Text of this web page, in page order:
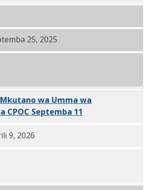
wa Umma wa Makamishna
25, 2025
wa Umma wa
CPOC Septemba 11
9, 2026